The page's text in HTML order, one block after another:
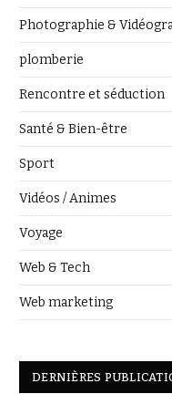
Photographie &
plomberie
Rencontre et séduction
Santé & Bien-être
Sport
Vidéos / Animes
Voyage
Web & Tech
Web marketing
DERNIÈRES